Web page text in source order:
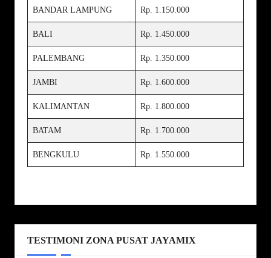
BANDAR LAMPUNG Rp. 1.150.000
BALI Rp. 1.450.000
PALEMBANG Rp. 1.350.000
JAMBI Rp. 1.600.000
KALIMANTAN Rp. 1.800.000
BATAM Rp. 1.700.000
BENGKULU Rp. 1.550.000
TESTIMONI ZONA PUSAT JAYAMIX